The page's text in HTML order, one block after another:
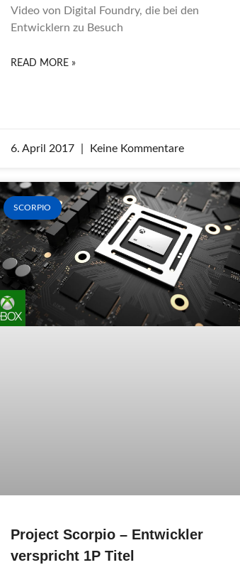
Video von Digital Foundry, die bei den
Entwicklern zu Besuch
READ MORE »
6. April 2017 Keine Kommentare
SCORPIO
Project Scorpio – Entwickler
verspricht 1P Titel